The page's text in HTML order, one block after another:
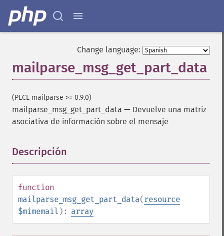
Change language:
mailparse_msg_get_part_data
(PECL mailparse >= 0.9.0)
mailparse_msg_get_part_data — Devuelve una matriz
asociativa de información sobre el mensaje
Descripción
function
mailparse_msg_get_part_data(resource
$mimemail ): array